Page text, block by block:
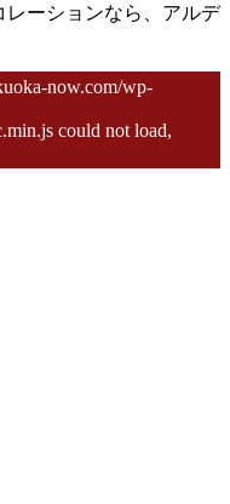
ーションなら、アルデ
now.com/wp-
could not load,